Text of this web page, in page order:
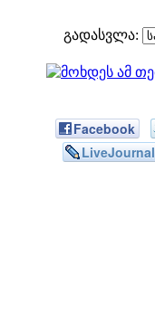
გადასვლა:
Facebook
LiveJournal